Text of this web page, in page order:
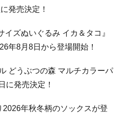
発売決定！
イズぬいぐるみ イカ＆タコ』
年8月8日から登場開始！
どうぶつの森 マルチカラーパ
に発売決定！
2026年秋冬柄のソックスが登